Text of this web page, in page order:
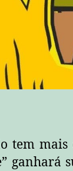
tem
ganhará